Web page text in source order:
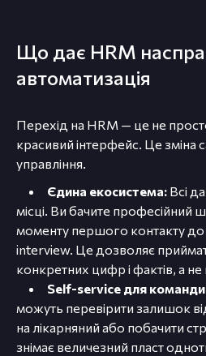
Що дає HRM
автоматизація
Перехід на HRM — це не
красивий інтерфейс. Це зміна
управління.
Єдина екосистема: Всі
місці. Ви бачите професійний
моменту першого контакту
interview. Це дозволяє
конкретних цифр і фактів, а не
Self-service для
можуть перевірити залишок
на лікарняний або побачити
знімає величезний пласт